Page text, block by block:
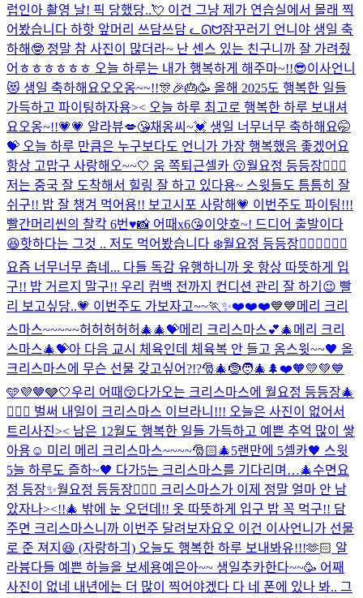
럽인아 촬영 날! 픽 당했당..💘 이건 그냥 제가 연습실에서 몰래 찍
어봤습니다 하핫 앞머리 쓰담쓰담 ᓚᘏᗢ잠꾸러기 언니야 생일 축
하해🤓 정말 참 사진이 많더라~ 난 센스 있는 친구니까 잘 가려줬
어ㅎㅎㅎㅎㅎㅎ 오늘 하루는 내가 행복하게 해주마~!!😎이사언니
😻 생일 축하해요오오옹~~!!🎊🎉🎂🥳 올해 2025도 행복한 일들
가득하고 파이팅하자용>< 오늘 하루 최고로 행복한 하루 보내셔
요오옹~!!💗💗 알라뷰💋😘채옹씨~💓 생일 너무너무 축하해요🤭
💝 오늘 하루 만큼은 누구보다도 언니가 가장 행복했음 좋겠어요
항상 고맙구 사랑해오~~🤍 움 쪽퇴근셀카 😗월요정 등등장🧚🏻‍♀️
저는 중국 잘 도착해서 힐링 잘 하고 있다용~ 스윗들도 틈틈히 잘
쉬구!! 밥 잘 챙겨 먹어용!! 보고시포 사랑해💗 이번주도 파이팅!!!
빨간머리씬의 찰칵 6번♥️📸 어때x6😘이얏호~! 드디어 출발이다
😆핫하다는 그것 .. 저도 먹어봤습니다 ❄️월요정 등등장🧚🏻‍♀️🧚🏻‍♀️
요즘 너무너무 춥네... 다들 독감 유행하니까 옷 항상 따뜻하게 입
구!! 밥 거르지 말구!! 우리 컴백 전까지 컨디션 관리 잘 하기😉 빨
리 보고싶당..💗 이번주도 가보자고~~🏃✨❤️❤️❤️💙💙메리 크리
스마스~~~~~허허허허허🎄🎄💝메리 크리스마스💕🎄메리 크리
스마스🎄💝아 다음 교시 체육인데 체육복 안 들고 옴스윗~~🖤 올
크리스마스에 무슨 선물 갖고싶어?!?🎅🎄🤶🧑‍🎄🌲❤️🧡💛💚💙
🩵💜🤎🩶🤍우리 어때😚다가오는 크리스마스에 월요정 등등장🎄
🧚🏻‍♀️ 벌써 내일이 크리스마스 이브라니!!! 오늘은 사진이 없어서
트리사진>< 남은 12월도 행복한 일들 가득하고 예쁜 추억 많이 쌓
아용☺️ 미리 메리 크리스마스~~~~🎅🏻🎄5랜만에 5셀카🖤 스윗
5늘 하루도 즐하~🖤 다가5는 크리스마스를 기다리며…🎄수면요
정 등장✨월요정 등등장🧚🏻‍♀️ 크리스마스가 이제 정말 얼마 안 남
았자나><!!🎄 밖에 눈 오던데!! 옷 따뜻하게 입구 밥 꼭 먹구!! 담
주면 크리스마스니까 이번주 달려보자요오 이건 이사언니가 선물
로 준 져지😆 (자랑하긔) 오늘도 행복한 하루 보내봐유!!!🫶🏻 알
라븅다들 예쁜 하늘을 보세용예은아~~ 생일추카한다~~🥳 어째
사진이 없네 내년에는 더 많이 찍어야겠다 다 네 폰에 있나 봐.. 그